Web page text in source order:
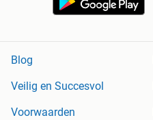
Blog
Veilig en Succesvol
Voorwaarden